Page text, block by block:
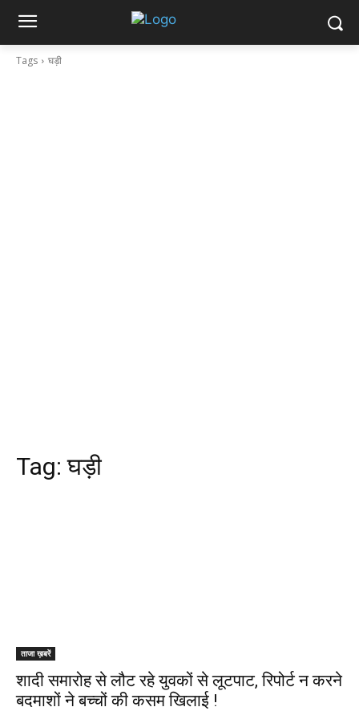
Tags घड़ी
Tag:घड़ी
ताजा ख़बरें
शादी समारोह से लौट रहे युवकों से लूटपाट, रिपोर्ट न करने
बदमाशों ने बच्चों की कसम खिलाई !